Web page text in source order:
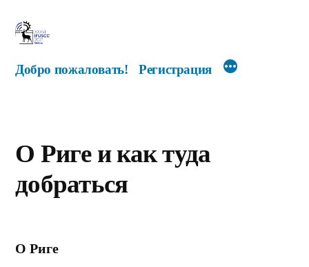
содержимому
Добро пожаловать! Регистрация
О Риге и как туда
добраться
О Риге